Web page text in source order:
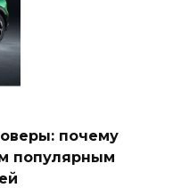
почему
популярным